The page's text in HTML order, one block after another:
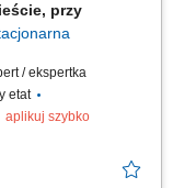
przy
/ ekspertka
etat
aplikuj szybko